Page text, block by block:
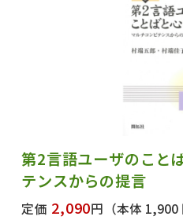
第2言語ユーザのこ
テンスからの提言
定価 2,090円 （本体 1,900